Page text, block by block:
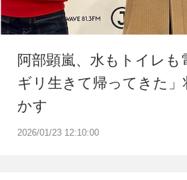
2026/01/23 12:10:00
阿部顕嵐、水もトイレも
ギリ生きて帰ってきた」
かす